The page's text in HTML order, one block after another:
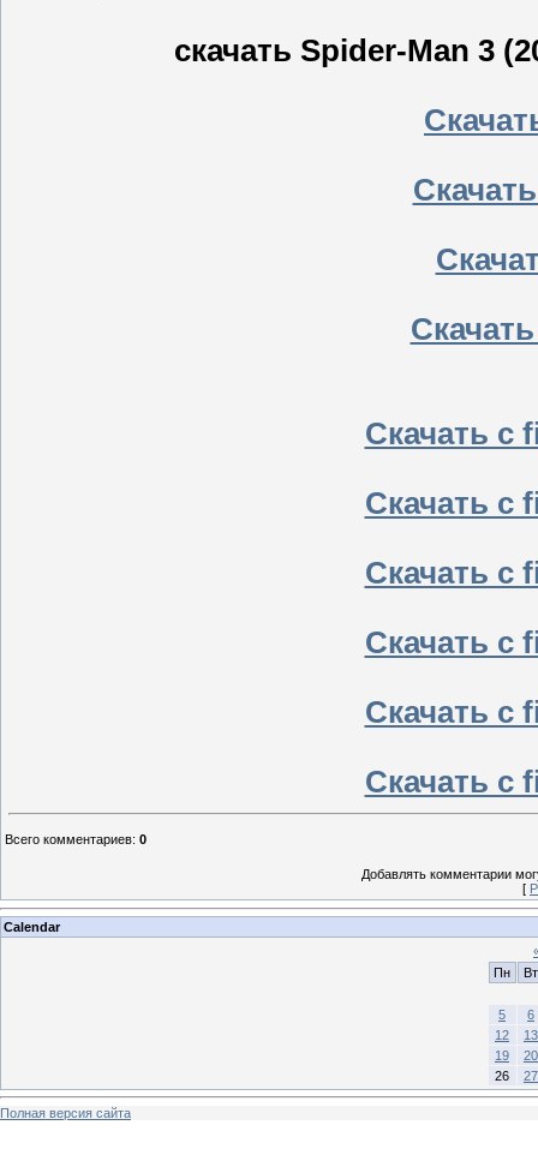
скачать Spider-Man 3
Скачать с
Скачать с
Скачать с
Скачать с
Скачать с
Скачать с
Всего комментариев: 0
Добавлять комментарии
[
Calendar
Пн
Вт
5
6
12
13
19
20
26
27
Полная версия сайта